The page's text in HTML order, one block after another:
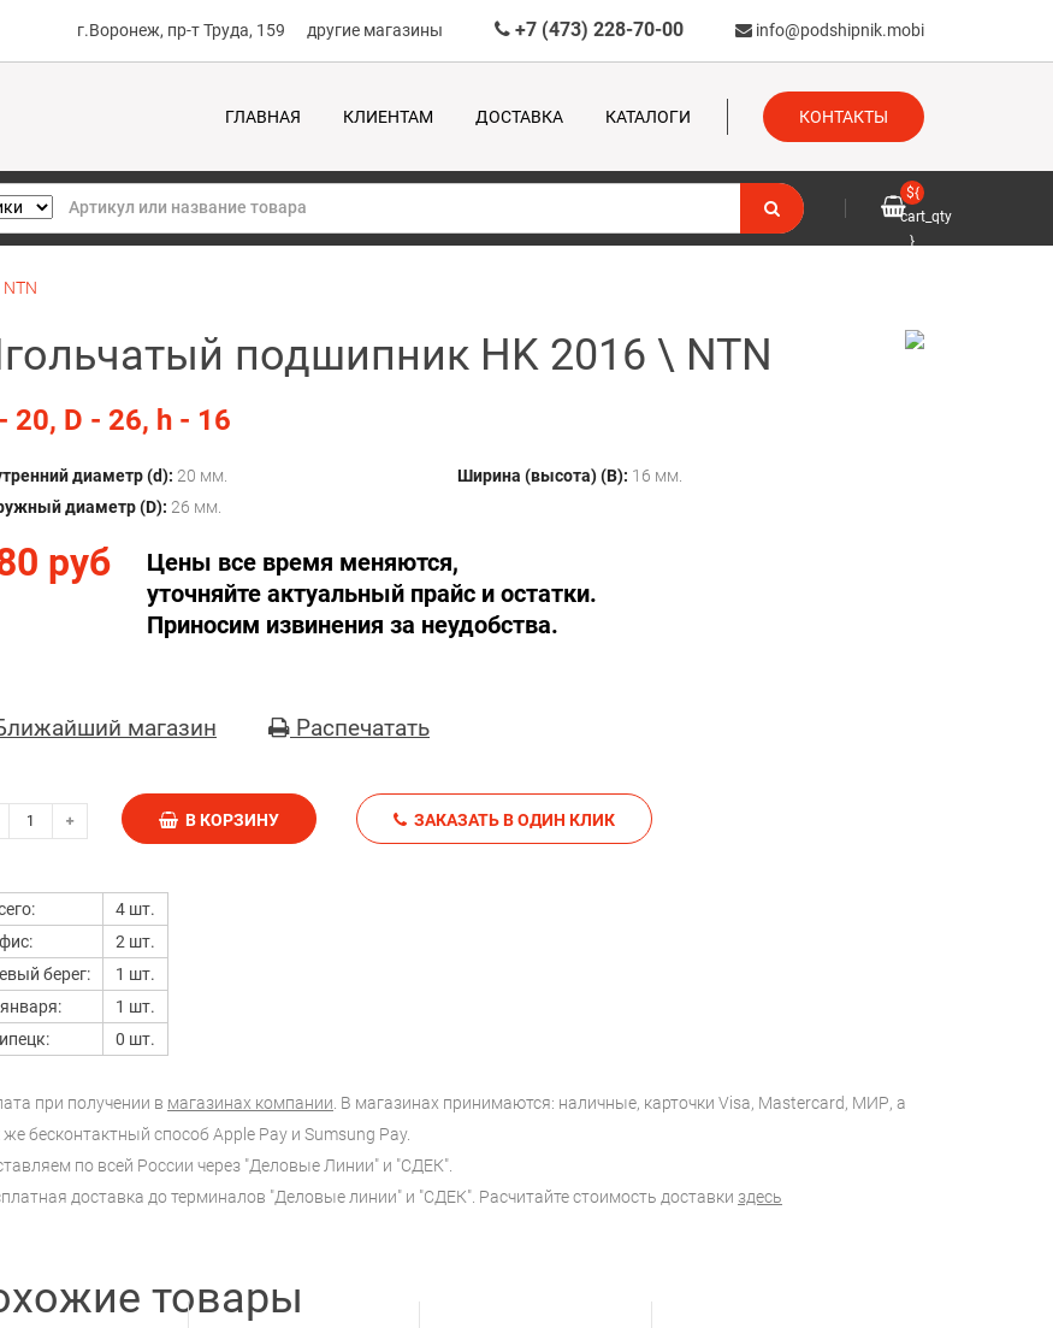
г.Воронеж, пр-т Труда, 159 другие магазины +7 (473) 228-70-00 info@podshipnik.mobi
ГЛАВНАЯ КЛИЕНТАМ ДОСТАВКА КАТАЛОГИ КОНТАКТЫ
${
cart_qty
}
подшипник HK 2016 \ NTN
20, D - 26, h - 16
диаметр (d): 20 мм.
диаметр (D): 26 мм.
Ширина (высота) (B): 16 мм.
руб
Цены все время меняются,
уточняйте актуальный прайс и остатки.
Приносим извинения за неудобства.
магазин Распечатать
В КОРЗИНУ ЗАКАЗАТЬ В ОДИН КЛИК
4 шт.
2 шт.
берег:
1 шт.
1 шт.
0 шт.
при получении в магазинах компании. В магазинах принимаются: наличные, карточки Visa, Mastercard, МИР, а
же бесконтактный способ Apple Pay и Sumsung Pay.
по всей России через "Деловые Линии" и "СДЕК".
доставка до терминалов "Деловые линии" и "СДЕК". Расчитайте стоимость доставки здесь
товары